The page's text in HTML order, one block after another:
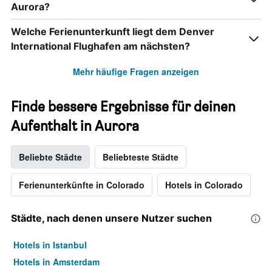
Aurora?
Welche Ferienunterkunft liegt dem Denver
International Flughafen am nächsten?
Mehr häufige Fragen anzeigen
Finde bessere Ergebnisse für deinen
Aufenthalt in Aurora
Beliebte Städte Beliebteste Städte
Ferienunterkünfte in Colorado Hotels in Colorado
Städte, nach denen unsere Nutzer suchen
Hotels in Istanbul
Hotels in Amsterdam